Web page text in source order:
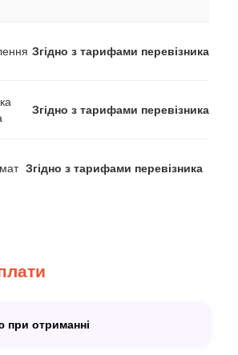
Згідно з тарифами перевізника
Згідно з тарифами перевізника
Згідно з тарифами перевізника
при отриманні